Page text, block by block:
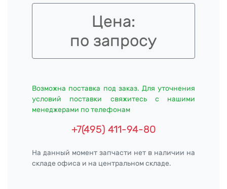
Цена:
по запросу
Возможна поставка под заказ. Для уточнения
условий поставки свяжитесь с нашими
менеджерами по телефонам
+7(495) 411-94-80
На данный момент запчасти нет в наличии на
складе офиса и на центральном складе.